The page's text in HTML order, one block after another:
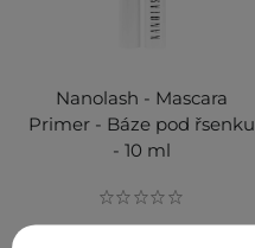
Nanolash - Mascara
Primer - Báze pod řsenku
- 10 ml